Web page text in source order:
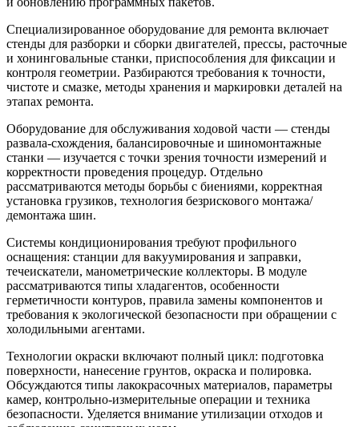
Специализированное оборудование для ремонта включает
стенды для разборки и сборки двигателей, прессы, расточные
и хонинговальные станки, приспособления для фиксации и
контроля геометрии. Разбираются требования к точности,
чистоте и смазке, методы хранения и маркировки деталей на
этапах ремонта.
Оборудование для обслуживания ходовой части — стенды
развала‑схождения, балансировочные и шиномонтажные
станки — изучается с точки зрения точности измерений и
корректности проведения процедур. Отдельно
рассматриваются методы борьбы с биениями, корректная
установка грузиков, технология безрискового монтажа/
демонтажа шин.
Системы кондиционирования требуют профильного
оснащения: станции для вакуумирования и заправки,
течеискатели, манометрические коллекторы. В модуле
рассматриваются типы хладагентов, особенности
герметичности контуров, правила замены компонентов и
требования к экологической безопасности при обращении с
холодильными агентами.
Технологии окраски включают полный цикл: подготовка
поверхности, нанесение грунтов, окраска и полировка.
Обсуждаются типы лакокрасочных материалов, параметры
камер, контрольно‑измерительные операции и техника
безопасности. Уделяется внимание утилизации отходов и